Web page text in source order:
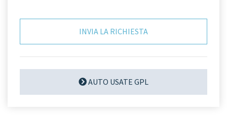
AUTO USATE GPL